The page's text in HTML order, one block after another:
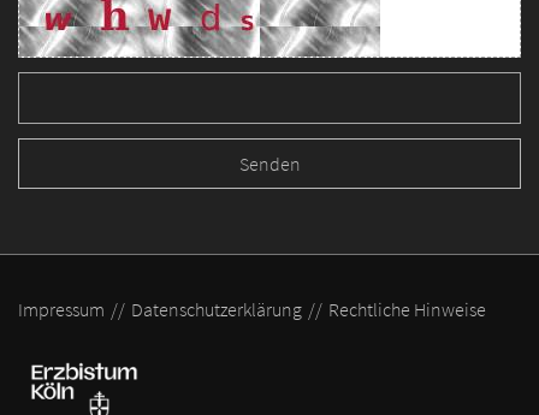
Impressum Datenschutzerklärung Rechtliche Hinweise